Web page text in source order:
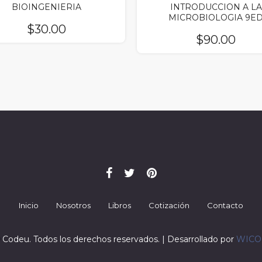
BIOINGENIERIA
$30.00
INTRODUCCION A LA
MICROBIOLOGIA 9ED
$90.00
Inicio Nosotros Libros Cotización Contacto
Todos los derechos reservados. | Desarrollado por